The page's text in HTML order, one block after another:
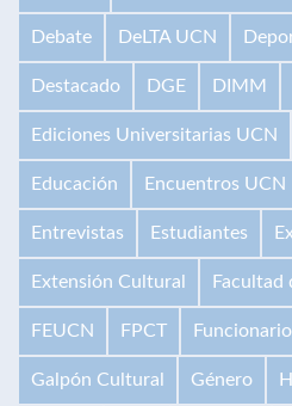
Debate DeLTA UCN
Destacado DGE DIMM
Ediciones Universitarias UCN
Educación Encuentros UCN
Entrevistas Estudiantes
Extensión Cultural Facultad
FEUCN FPCT
Galpón Cultural Género